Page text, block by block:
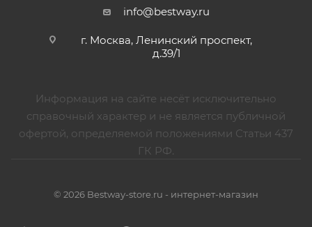
info@bestway.ru
г. Москва, Ленинский проспект,
д.39/1
Информация на сайте несёт исключительно
справочный характер и не является публичной
офертой, определяемой положениями Статьи 437
ГК РФ.
© 2026 Bestway-store.ru - интернет-магазин